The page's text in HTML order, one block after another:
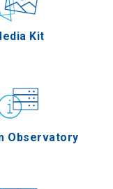
Ereignisse
Kit
Observatory